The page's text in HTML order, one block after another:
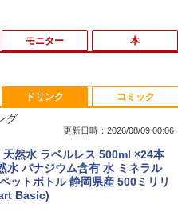
パソコン インテル Celeron C
Pro Office 2024付き
8GB/16GB選択可 SSD128G
可 15.6型 テンキー ビジネス
生向け 初期設定不要 店長お
厳選 ノートPC ノート パソコ
在宅ワーク オフィス 中古
モニター
晶ペンタブレット DTK-2451/
ワコム 液晶 液タブ タブ タブ
本
園祭千百五十年記念 中近世祇
/ 下坂 守 / 法蔵館 [単行本]
P42i (Bluetooth 6.1)【完
イヤホン/ウルトラノイズキャン
/ マルチポイント接続 / 最大40時
パクト形状/持ち運びに便利 / IP5
feat. Flo Milli, ATL Jacob
ドリンク
グ
更新日時：2026/08/09 00:06
然水 ラベルレス 500ml ×24本
水 バナジウム含有 水 ミネラル
ットボトル 静岡県産 500ミリリ
Basic)
コミック